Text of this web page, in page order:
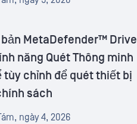
MetaDefender™ Drive
năng Quét Thông minh
tùy chỉnh để quét thiết bị
sách
ngày 4, 2026